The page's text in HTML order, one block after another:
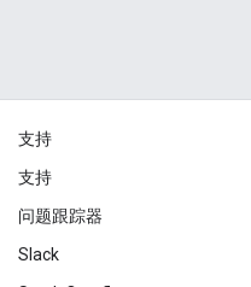
支持
支持
问题跟踪器
Slack